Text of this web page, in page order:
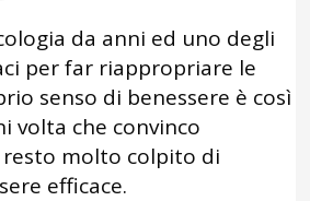
da anni ed uno degli
per far riappropriare le
senso di benessere è così
volta che convinco
molto colpito di
efficace.